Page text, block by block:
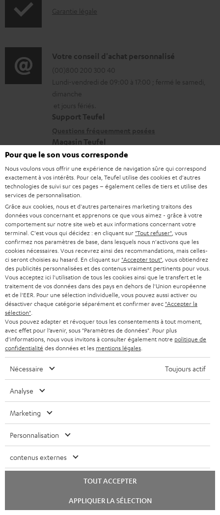
l
h
a
r
g
e
b
l
e
s
r
t
i
o
n
s
e
l
a
t
i
v
e
s
à
l
’
e
x
p
é
d
i
t
i
o
n
I
o
r
m
a
t
o
n
s
r
e
l
a
t
i
v
e
s
à
l
a
g
a
a
n
t
i
e
Garantie légale
D
é
t
a
i
s
c
o
n
t
a
c
t
Votre conseil d'achat personnalisé
(00)800 200 300 40
Lundi-vendredi de 09:00 à 17:00 ; fermé le samedi,
dimanche
et jours fériés.
Support Teufel
Magasin Teufel
Faites l’expérience de nos produits de près et
laissez-vous conseiller personnellement dans nos
magasins.
Vue d’ensemble
8 semaines d'essai
Retours sans frais
Service client à vie
Teufel adhère à la Fédération du e-commerce et de la vente à distance (Fevad) et à sa charte
chat
Pour que le son vous corresponde
Nous voulons vous offrir une expérience de navigation sûre qui correspond
exactement à vos intérêts. Pour cela, Teufel utilise des cookies et d'autres
technologies de suivi sur ces pages – également celles de tiers et utilise des
services de personnalisation.
Grâce aux cookies, nous et d'autres partenaires marketing traitons des
données vous concernant et apprenons ce que vous aimez - grâce à votre
comportement sur notre site web et aux informations concernant votre
terminal. C'est vous qui décidez : en cliquant sur "Tout refuser" , vous
confirmez nos paramètres de base, dans lesquels nous n'activons que les
cookies nécessaires. Vous recevrez ainsi des recommandations, mais celles-
ci seront choisies au hasard. En cliquant sur "Accepter tout" , vous obtiendrez
des publicités personnalisées et des contenus vraiment pertinents pour vous.
Vous acceptez ici l'utilisation de tous les cookies ainsi que le transfert et le
traitement de vos données dans des pays en dehors de l'Union européenne
et de l'EER. Pour une sélection individuelle, vous pouvez aussi activer ou
désactiver chaque catégorie séparément et confirmer avec "Accepter la
sélection"
Vous pouvez adapter et révoquer tous les consentements à tout moment,
avec effet pour l’avenir, sous "Paramètres de données". Pour plus
d'informations, nous vous invitons à consulter également notre politique de
confidentialité des données et les mentions légales
Nécessaire Toujours actif
Analyse
Marketing
Personnalisation
contenus externes
TOUT ACCEPTER
APPLIQUER LA SÉLECTION